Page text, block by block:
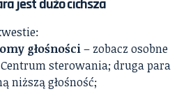
jest dużo cichsza
głośności– zobacz osobne
sterowania; druga para
niższą głośność;